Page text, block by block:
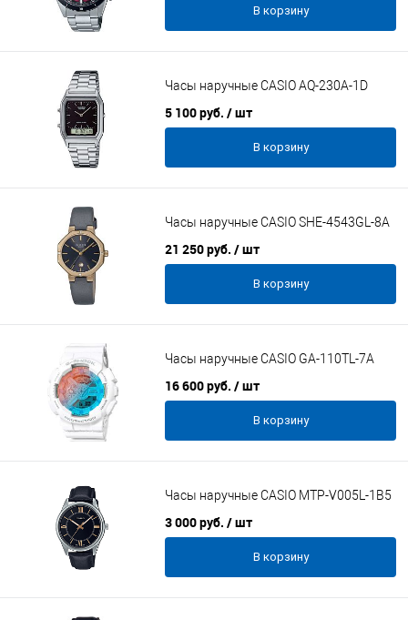
В корзину
Часы наручные CASIO AQ-230А-1D
5 100 руб. / шт
В корзину
Часы наручные CASIO SHE-4543GL-8A
21 250 руб. / шт
В корзину
Часы наручные CASIO GA-110TL-7A
16 600 руб. / шт
В корзину
Часы наручные CASIO MTP-V005L-1B5
3 000 руб. / шт
В корзину